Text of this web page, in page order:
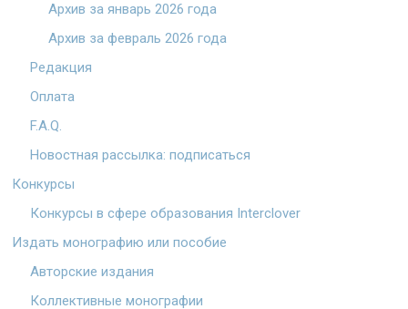
Архив за январь 2026 года
Архив за февраль 2026 года
Редакция
Оплата
F.A.Q.
Новостная рассылка: подписаться
Конкурсы
Конкурсы в сфере образования Interclover
Издать монографию или пособие
Авторские издания
Коллективные монографии